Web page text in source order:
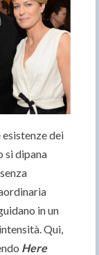
dei
si dipana
in un
Qui,
Here